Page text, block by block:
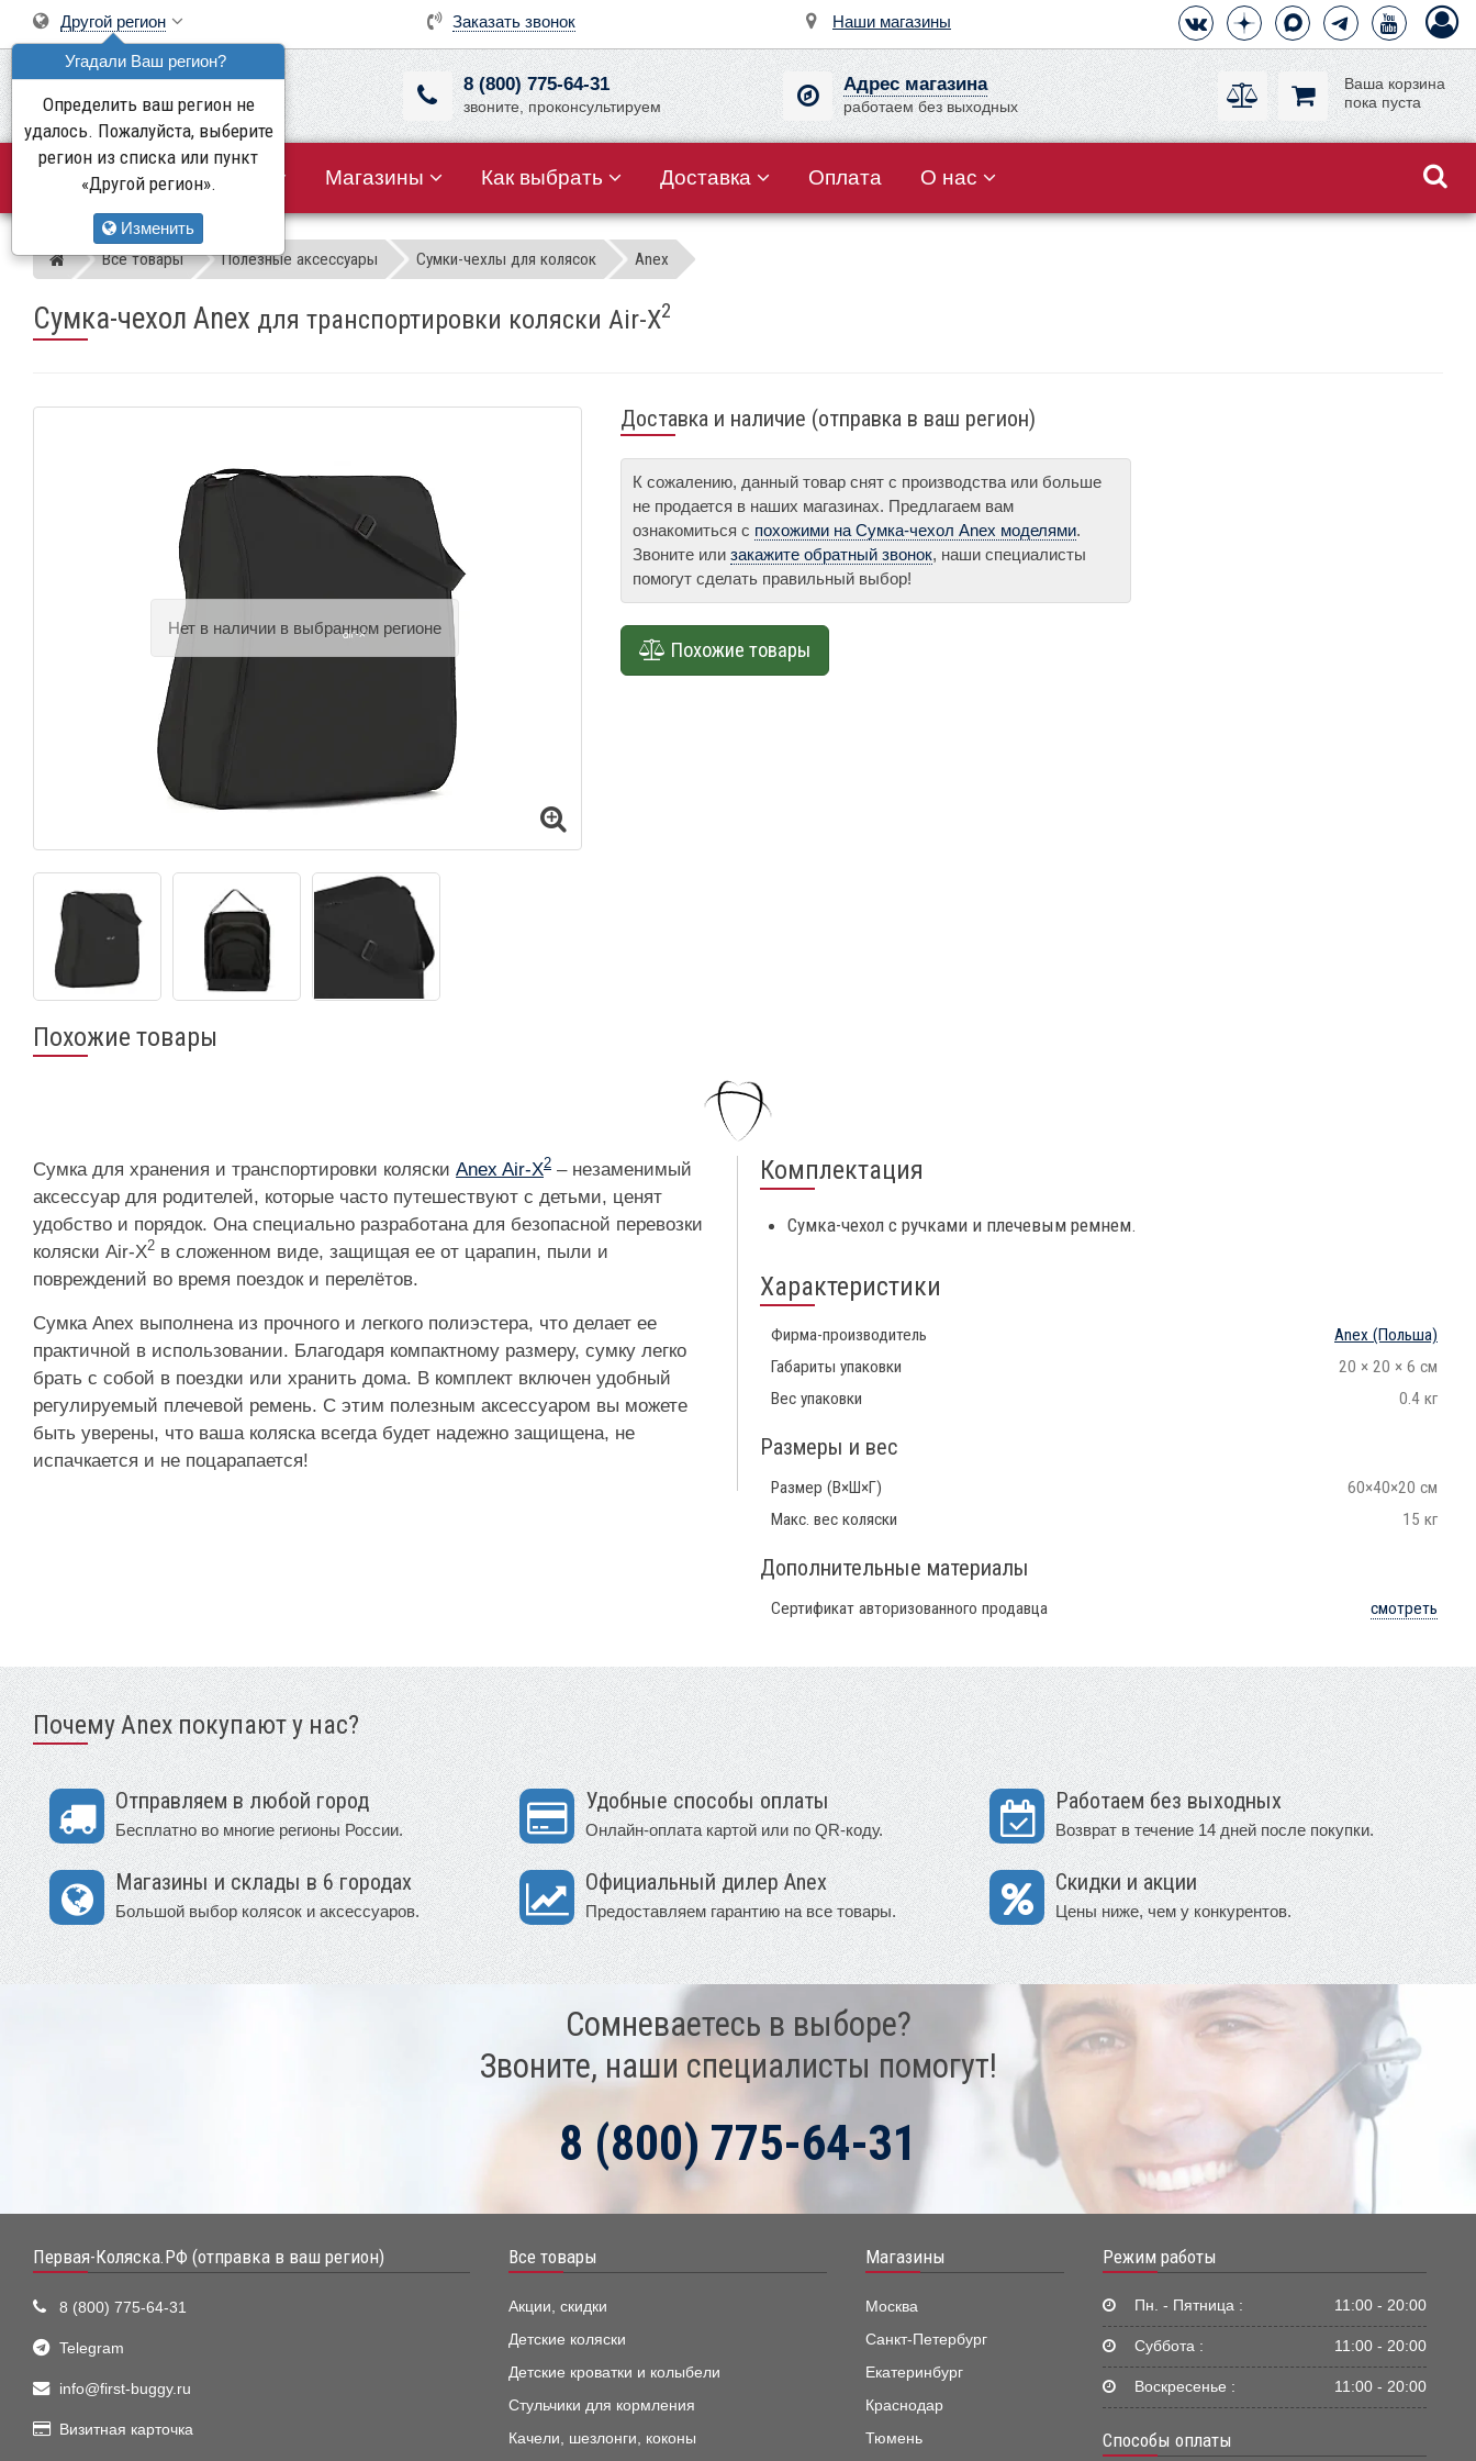
Заказать звонок Наши магазины
Другой регион
Угадали Ваш регион?
Определить ваш регион не
удалось. Пожалуйста, выберите
регион из списка или пункт
«Другой регион».
Изменить
8 (800) 775-64-31
звоните, проконсультируем
Адрес магазина
работаем без выходных
Ваша корзина
пока пуста
Все товары Акции Магазины Как выбрать Доставка Оплата О нас
Магазин детских колясок
Все товары Полезные аксессуары Сумки-чехлы для колясок Anex
Сумка-чехол Anex для транспортировки коляски Air-X2
Доставка и наличие (отправка в ваш регион)
К сожалению, данный товар снят с производства или больше
не продается в наших магазинах. Предлагаем вам
ознакомиться с похожими на Сумка-чехол Anex моделями.
Звоните или закажите обратный звонок, наши специалисты
помогут сделать правильный выбор!
Похожие товары
Похожие товары
Сумка для хранения и транспортировки коляски Anex Air-X2 – незаменимый
аксессуар для родителей, которые часто путешествуют с детьми, ценят
удобство и порядок. Она специально разработана для безопасной перевозки
коляски Air-X2 в сложенном виде, защищая ее от царапин, пыли и
повреждений во время поездок и перелётов.
Сумка Anex выполнена из прочного и легкого полиэстера, что делает ее
практичной в использовании. Благодаря компактному размеру, сумку легко
брать с собой в поездки или хранить дома. В комплект включен удобный
регулируемый плечевой ремень. С этим полезным аксессуаром вы можете
быть уверены, что ваша коляска всегда будет надежно защищена, не
испачкается и не поцарапается!
Комплектация
Сумка-чехол с ручками и плечевым ремнем.
Характеристики
Фирма-производитель Anex (Польша)
Габариты упаковки
20 × 20 × 6 см
Вес упаковки
0.4 кг
Размеры и вес
Размер (В×Ш×Г)
60×40×20 см
Макс. вес коляски
15 кг
Дополнительные материалы
Сертификат авторизованного продавца смотреть
Почему Anex покупают у нас?
Отправляем в любой город
Бесплатно во многие регионы России.
Удобные способы оплаты
Онлайн-оплата картой или по QR-коду.
Работаем без выходных
Возврат в течение 14 дней после покупки.
Магазины и склады в 6 городах
Большой выбор колясок и аксессуаров.
Официальный дилер Anex
Предоставляем гарантию на все товары.
Скидки и акции
Цены ниже, чем у конкурентов.
Сомневаетесь в выборе?
Звоните, наши специалисты помогут!
8 (800) 775-64-31
Первая-Коляска.РФ (отправка в ваш регион)
8 (800) 775-64-31
Telegram
info@first-buggy.ru
Визитная карточка
Все товары
Акции, скидки
Детские коляски
Детские кроватки и колыбели
Стульчики для кормления
Качели, шезлонги, коконы
Магазины
Москва
Санкт-Петербург
Екатеринбург
Краснодар
Тюмень
Режим работы
Пн. - Пятница : 11:00 - 20:00
Суббота : 11:00 - 20:00
Воскресенье : 11:00 - 20:00
Способы оплаты